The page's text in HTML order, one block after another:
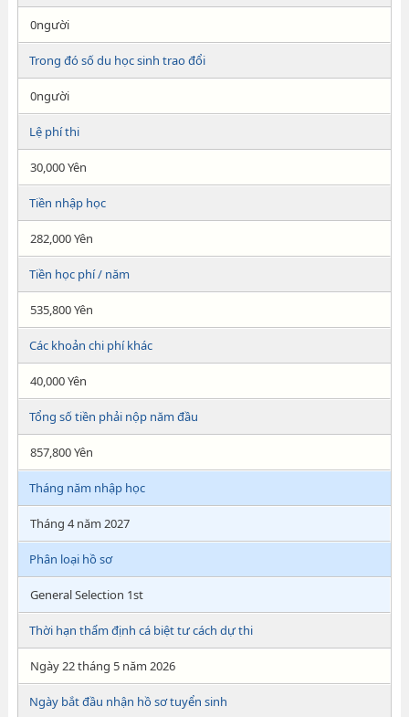
0người
Trong đó số du học sinh trao đổi
0người
Lệ phí thi
30,000 Yên
Tiền nhập học
282,000 Yên
Tiền học phí / năm
535,800 Yên
Các khoản chi phí khác
40,000 Yên
Tổng số tiền phải nộp năm đầu
857,800 Yên
Tháng năm nhập học
Tháng 4 năm 2027
Phân loại hồ sơ
General Selection 1st
Thời hạn thẩm định cá biệt tư cách dự thi
Ngày 22 tháng 5 năm 2026
Ngày bắt đầu nhận hồ sơ tuyển sinh